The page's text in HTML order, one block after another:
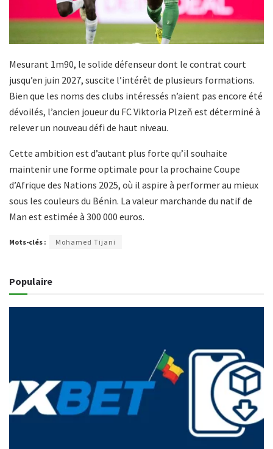
Mesurant 1m90, le solide défenseur dont le contrat court
jusqu’en juin 2027, suscite l’intérêt de plusieurs formations.
Bien que les noms des clubs intéressés n’aient pas encore été
dévoilés, l’ancien joueur du FC Viktoria Plzeň est déterminé à
relever un nouveau défi de haut niveau.
Cette ambition est d’autant plus forte qu’il souhaite
maintenir une forme optimale pour la prochaine Coupe
d’Afrique des Nations 2025, où il aspire à performer au mieux
sous les couleurs du Bénin. La valeur marchande du natif de
Man est estimée à 300 000 euros.
Mots-clés : Mohamed Tijani
Populaire